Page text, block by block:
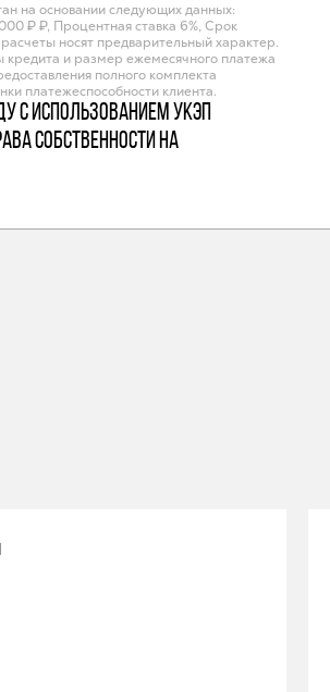
на основании следующих данных:
₽ ₽, Процентная ставка 6%, Срок
носят предварительный характер.
и размер ежемесячного платежа
полного комплекта
платежеспособности клиента.
с использованием УКЭП
собственности на